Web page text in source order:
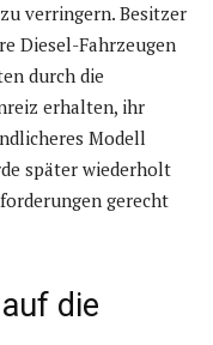
verringern. Besitzer
Diesel-Fahrzeugen
durch die
erhalten, ihr
Modell
später wiederholt
gerecht
die